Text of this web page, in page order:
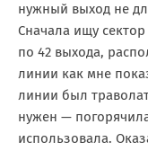
нужный выход не
Сначала ищу сектор
по 42 выхода,
линии как мне
линии был
нужен —
использовала.